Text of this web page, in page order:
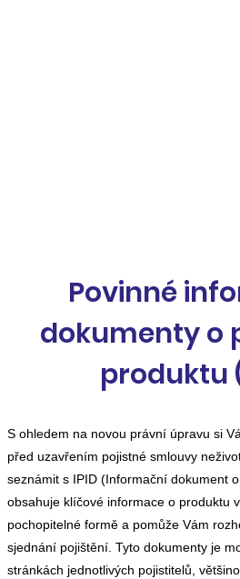
Povinné
dokumenty o
produktu
S ohledem na novou právní úpravu si
před uzavřením pojistné smlouvy
seznámit s IPID (Informační dokument
obsahuje klíčové informace o produktu
pochopitelné formě a pomůže Vám
sjednání pojištění. Tyto dokumenty je
stránkách jednotlivých pojistitelů,